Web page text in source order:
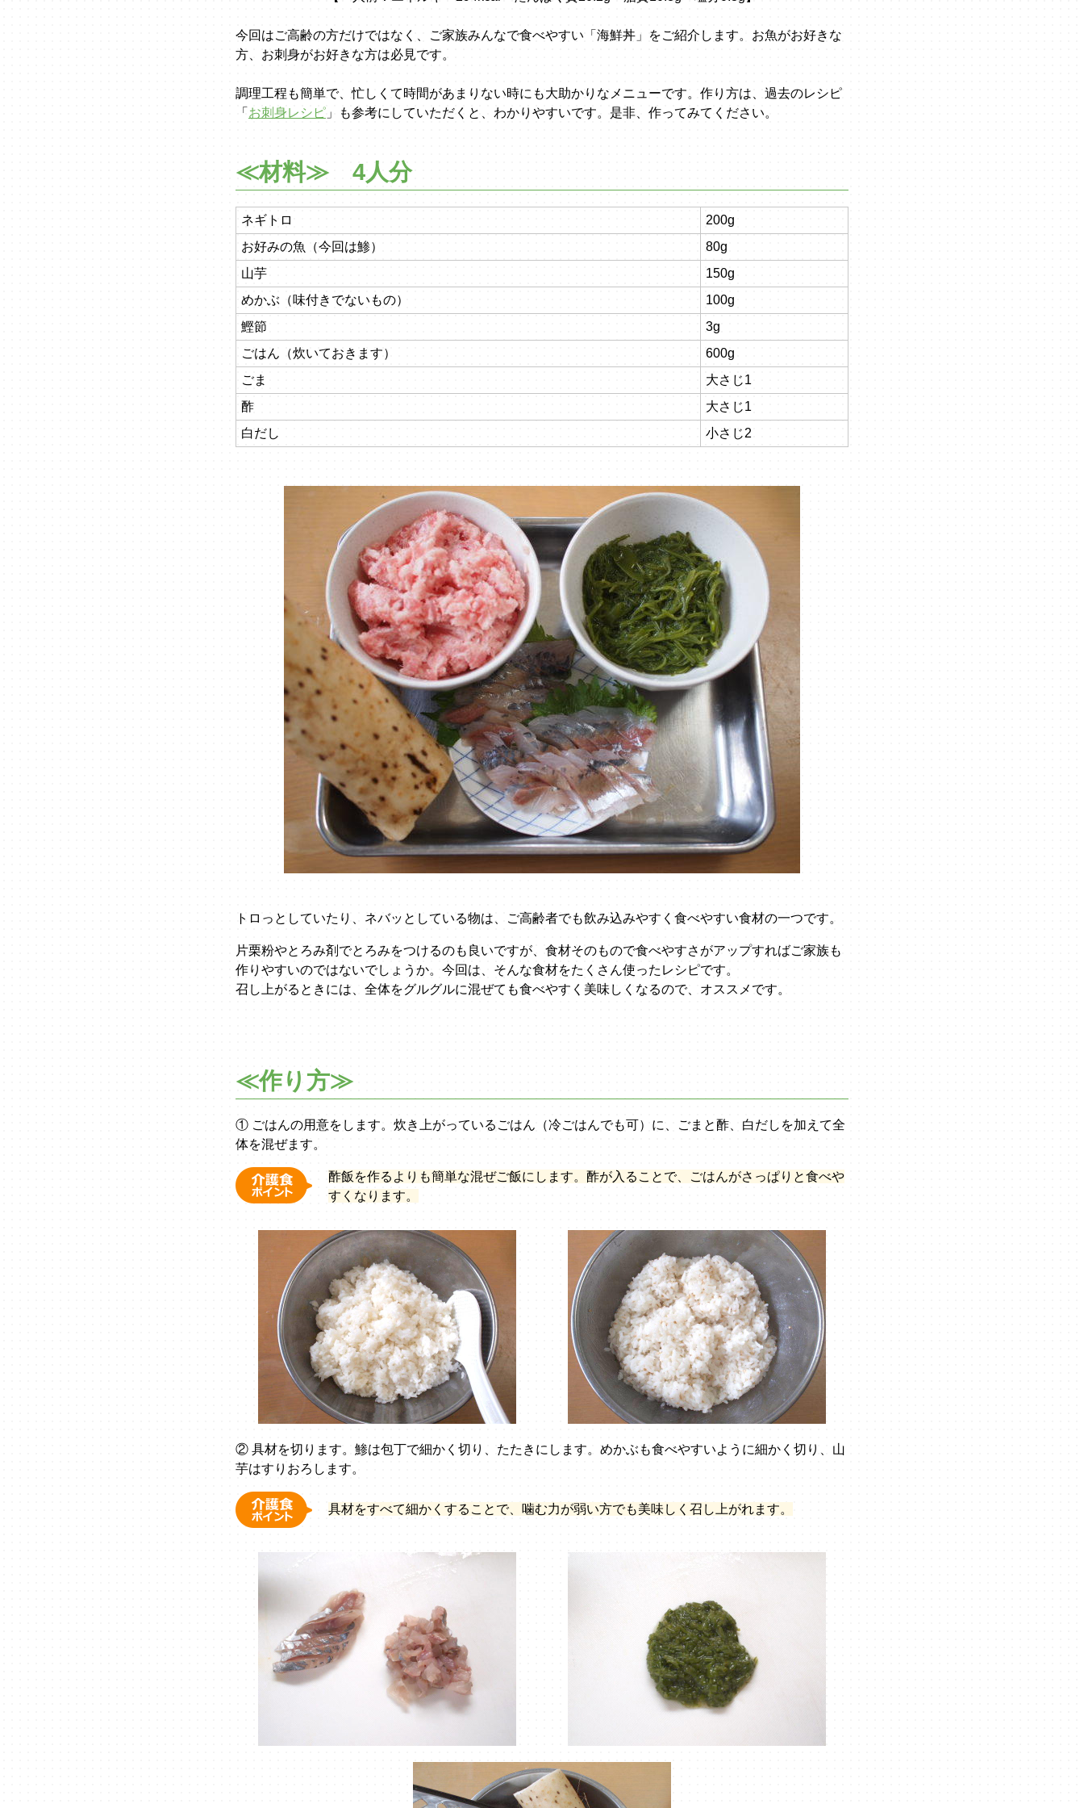
今回はご高齢の方だけではなく、ご家族みんなで食べやすい「海鮮丼」をご紹介します。お魚がお好きな
方、お刺身がお好きな方は必見です。
調理工程も簡単で、忙しくて時間があまりない時にも大助かりなメニューです。作り方は、過去のレシピ
「 お刺身レシピ 」も参考にしていただくと、わかりやすいです。是非、作ってみてください。
≪材料≫ 4人分
ネギトロ
200g
お好みの魚（今回は鯵）
80g
山芋
150g
めかぶ（味付きでないもの）
100g
鰹節
3g
ごはん（炊いておきます）
600g
ごま
大さじ1
酢
大さじ1
白だし
小さじ2
トロっとしていたり、ネバッとしている物は、ご高齢者でも飲み込みやすく食べやすい食材の一つです。
片栗粉やとろみ剤でとろみをつけるのも良いですが、食材そのもので食べやすさがアップすればご家族も
作りやすいのではないでしょうか。今回は、そんな食材をたくさん使ったレシピです。
召し上がるときには、全体をグルグルに混ぜても食べやすく美味しくなるので、オススメです。
≪作り方≫
① ごはんの用意をします。炊き上がっているごはん（冷ごはんでも可）に、ごまと酢、白だしを加えて全
体を混ぜます。
酢飯を作るよりも簡単な混ぜご飯にします。酢が入ることで、ごはんがさっぱりと食べや
すくなります。
② 具材を切ります。鯵は包丁で細かく切り、たたきにします。めかぶも食べやすいように細かく切り、山
芋はすりおろします。
具材をすべて細かくすることで、噛む力が弱い方でも美味しく召し上がれます。